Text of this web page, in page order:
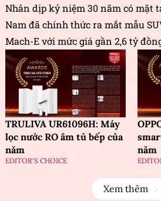
Nhân dịp kỷ niệm 30 năm có mặt
Nam đã chính thức ra mắt mẫu
Mach-E với mức giá gần 2,6 tỷ
TRULIVA UR61096H: Máy
lọc nước RO âm tủ bếp của
năm
EDITOR'S CHOICE
năm
Xem thêm